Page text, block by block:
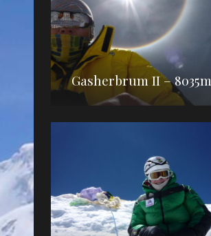
Gasherbrum II – 8035m